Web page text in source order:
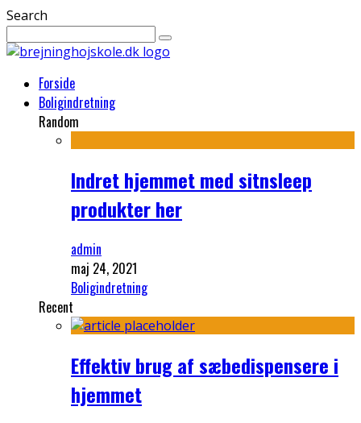
Search
Forside
Boligindretning
Random
Indret hjemmet med sitnsleep
produkter her
admin
maj 24, 2021
Boligindretning
Recent
Effektiv brug af sæbedispensere i
hjemmet